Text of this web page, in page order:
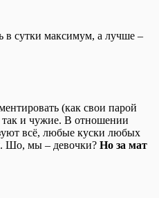
в сутки максимум, а лучше –
(как свои парой
так и чужие. В отношении
всё, любые куски любых
Шо, мы – девочки? Но за мат